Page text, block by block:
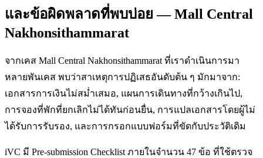
และข้อผิดพลาดที่พบบ่อย — Mall Central
Nakhonsithammarat
จากเคส Mall Central Nakhonsithammarat ที่เราดำเนินการมา
หลายพันเคส พบว่าสาเหตุการปฏิเสธอันดับต้น ๆ มักมาจาก:
เอกสารการเงินไม่สม่ำเสมอ, แผนการเดินทางที่กว้างเกินไป,
การจองที่พักที่ยกเลิกไม่ได้ทันก่อนยื่น, การแปลเอกสารโดยผู้ไม่
ได้รับการรับรอง, และการกรอกแบบฟอร์มที่ขัดกับประวัติเดิม
iVC มี Pre-submission Checklist ภายในจำนวน 47 ข้อ ที่ใช้ตรวจ